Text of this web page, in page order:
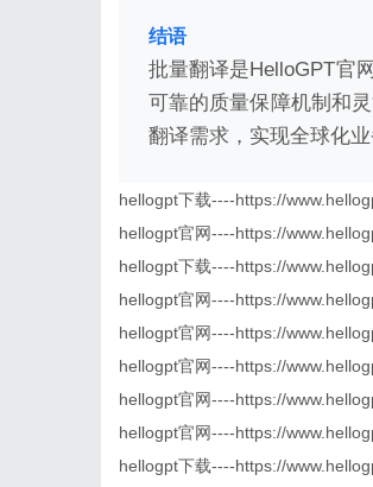
结语
批量翻译是HelloGPT官
可靠的质量保障机制和
翻译需求，实现全球化业
hellogpt下载----https://
hellogpt官网----https://
hellogpt下载----https://
hellogpt官网----https://
hellogpt官网----https://
hellogpt官网----https://
hellogpt官网----https://
hellogpt官网----https://
hellogpt下载----https://